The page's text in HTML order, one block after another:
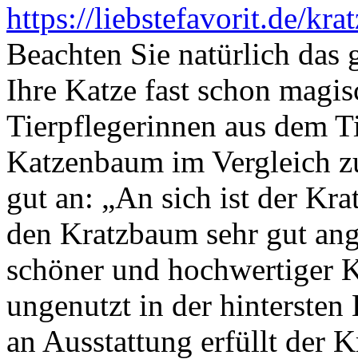
https://liebstefavorit.de/
Beachten Sie natürlich das
Ihre Katze fast schon
Tierpflegerinnen aus dem
Katzenbaum im Vergleich
gut an: „An sich ist der
den Kratzbaum sehr gut
schöner und hochwertiger
ungenutzt in der hintersten
an Ausstattung erfüllt der